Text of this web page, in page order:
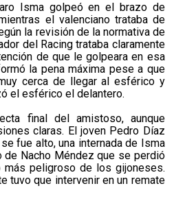
Isma golpeó en el brazo de
el valenciano trataba de
la revisión de la normativa de
del Racing trataba claramente
de que le golpeara en esa
la pena máxima pese a que
cerca de llegar al esférico y
el esférico el delantero.
final del amistoso, aunque
claras. El joven Pedro Díaz
fue alto, una internada de Isma
de Nacho Méndez que se perdió
peligroso de los gijoneses.
tuvo que intervenir en un remate